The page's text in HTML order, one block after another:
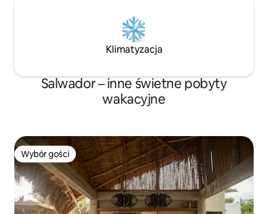
Klimatyzacja
Salwador – inne świetne pobyty
wakacyjne
Wybór gości
Wybór gości